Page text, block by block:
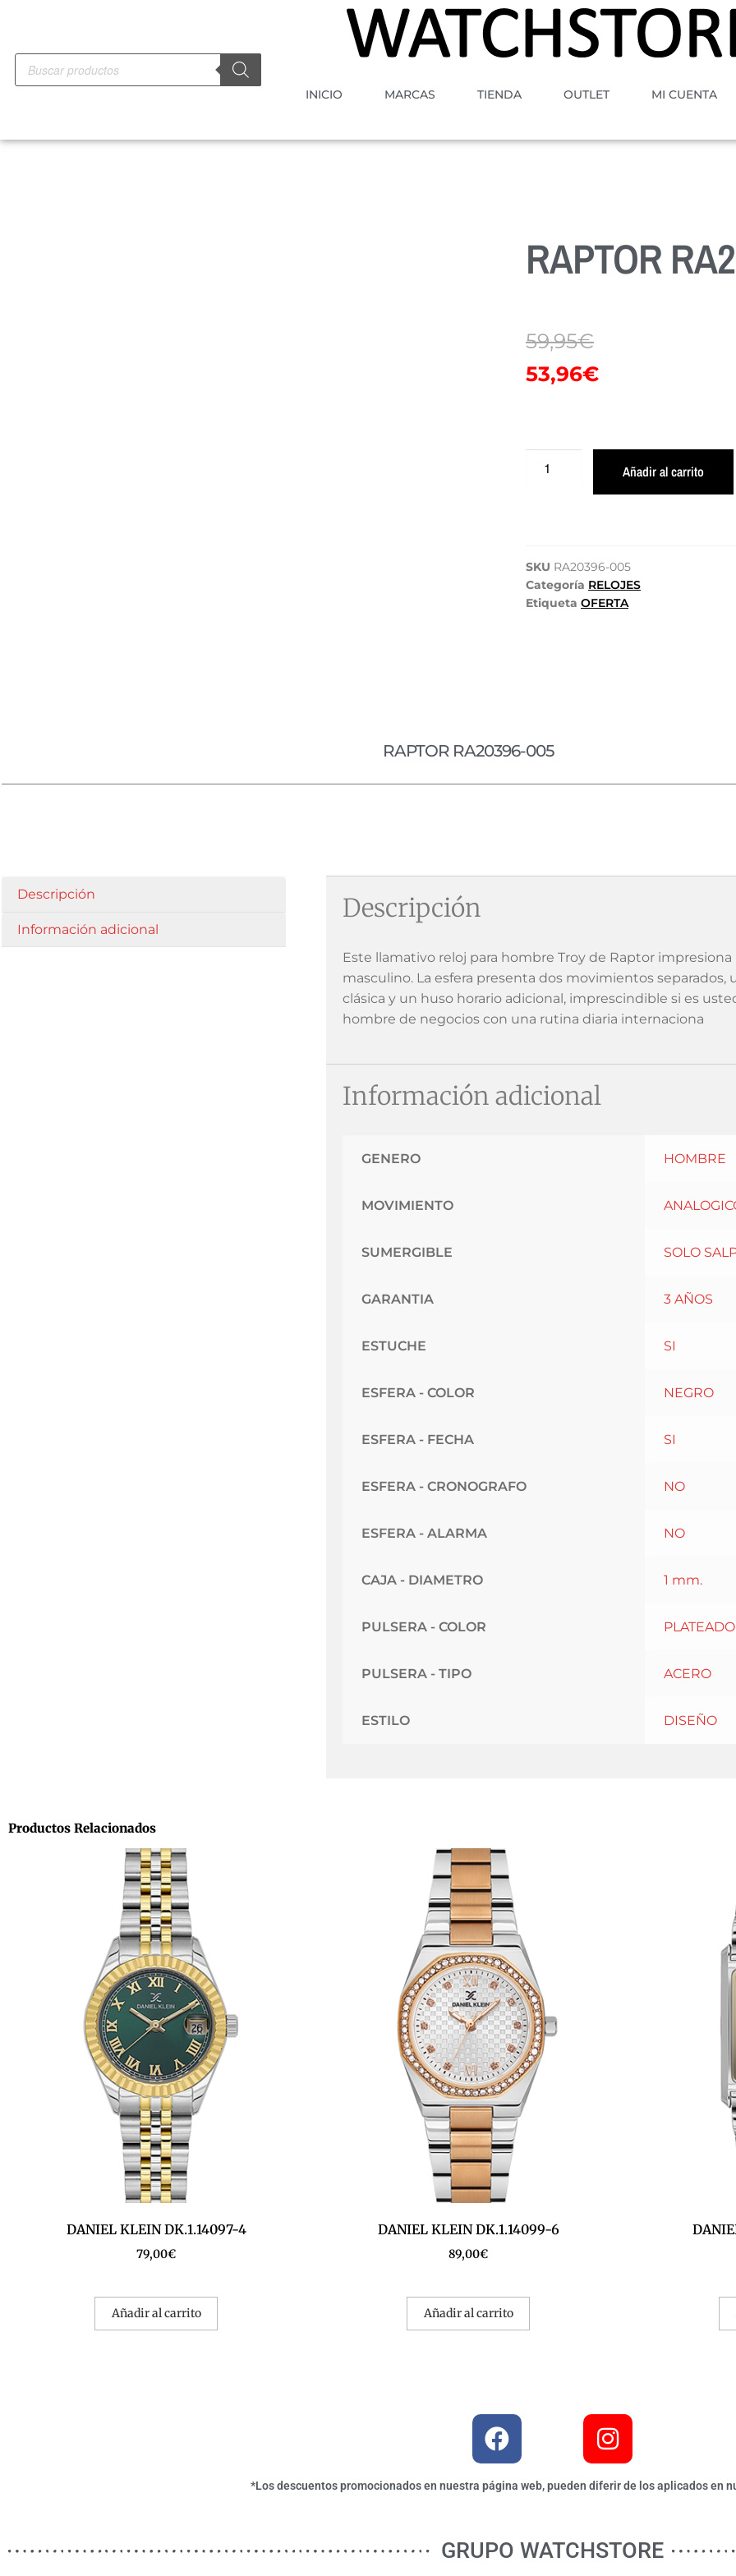
INICIO MARCAS TIENDA OUTLET MI CUENTA
RAPTOR
59,95€
53,96€
Añadir al carrito
SKU RA20396-005
Categoría RELOJES
Etiqueta OFERTA
RAPTOR RA20396-005
Descripción
Información adicional
Descripción
Este llamativo reloj para hombre Troy de Raptor
masculino. La esfera presenta dos movimientos separados,
clásica y un huso horario adicional, imprescindible si es
hombre de negocios con una rutina diaria internaciona
Información adicional
GENERO HOMBRE
MOVIMIENTO
SUMERGIBLE SOLO
GARANTIA 3 AÑOS
ESTUCHE SI
ESFERA - COLOR NEGRO
ESFERA - FECHA SI
ESFERA - CRONOGRAFO NO
ESFERA - ALARMA NO
CAJA - DIAMETRO 1 mm.
PULSERA - COLOR PLATEADO
PULSERA - TIPO ACERO
ESTILO DISEÑO
Productos Relacionados
DANIEL KLEIN DK.1.14097-4
79,00€
Añadir al carrito
DANIEL KLEIN DK.1.14099-6
89,00€
Añadir al carrito
*Los descuentos promocionados en nuestra página web, pueden diferir de los aplicados en
GRUPO WATCHSTORE